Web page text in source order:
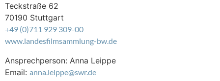
Teckstraße 62
70190 Stuttgart
+49 (0)711 929 309-00
www.landesfilmsammlung-bw.de
Ansprechperson: Anna Leippe
Email: anna.leippe@swr.de